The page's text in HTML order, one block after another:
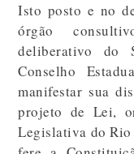
Isto posto e no
órgão
deliberativo do
Conselho
manifestar sua
projeto de Lei,
Legislativa do Rio